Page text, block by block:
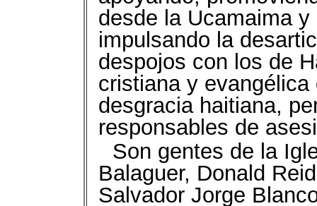
desde la Ucamaima
impulsando la
despojos con los de
cristiana y
desgracia haitiana,
responsables de
Son gentes de la
Balaguer, Donald
Salvador Jorge